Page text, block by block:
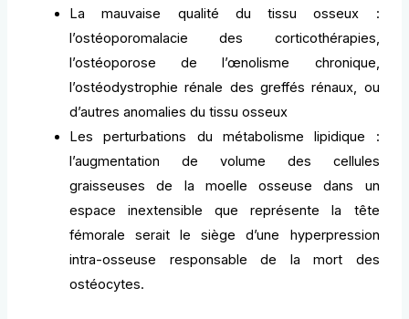
La mauvaise qualité du tissu osseux :
l’ostéoporomalacie des corticothérapies,
l’ostéoporose de l’œnolisme chronique,
l’ostéodystrophie rénale des greffés rénaux, ou
d’autres anomalies du tissu osseux
Les perturbations du métabolisme lipidique :
l’augmentation de volume des cellules
graisseuses de la moelle osseuse dans un
espace inextensible que représente la tête
fémorale serait le siège d’une hyperpression
intra-osseuse responsable de la mort des
ostéocytes.